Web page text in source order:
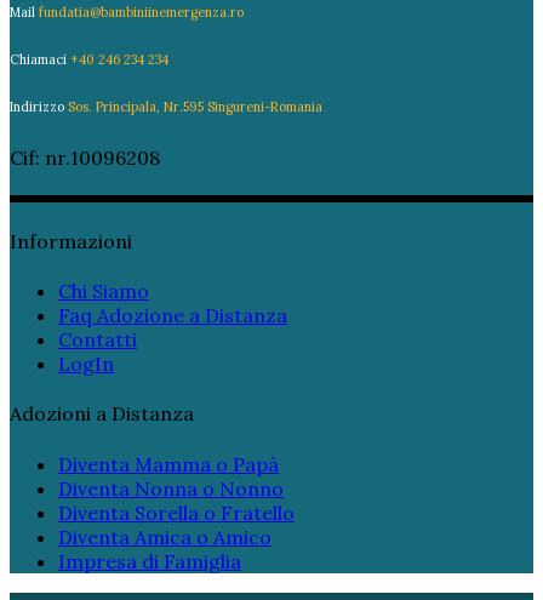
Mail fundatia@bambiniinemergenza.ro
Chiamaci +40 246 234 234
Indirizzo Sos. Principala, Nr.595 Singureni-Romania
Cif: nr.10096208
Informazioni
Chi Siamo
Faq Adozione a Distanza
Contatti
LogIn
Adozioni a Distanza
Diventa Mamma o Papà
Diventa Nonna o Nonno
Diventa Sorella o Fratello
Diventa Amica o Amico
Impresa di Famiglia